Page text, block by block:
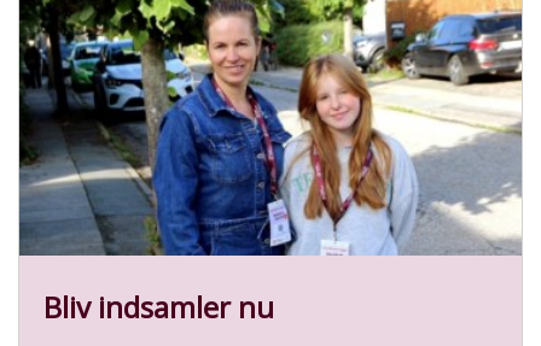
Bliv indsamler nu